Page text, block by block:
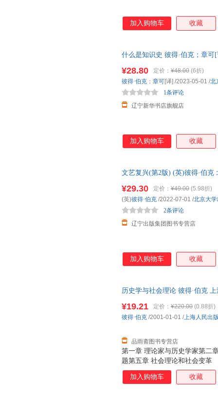
加入购物车 收藏
什么是知识史 彼得·伯克；章可
¥28.80 定价： ¥48.00 (6折)
辽宁新华书店旗舰店
1条评论
彼得·伯克 ； 章可[译] /2023-05-01 /北
加入购物车 收藏
文艺复兴(第2版) (英)彼得·伯
¥29.30 定价： ¥49.00 (5.98折)
辽宁出版集团图书专营店
2条评论
(英)彼得·伯克 /2022-07-01 /北京大
加入购物车 收藏
历史学与社会理论 彼得·伯克
第一章 理论家与历史学家第二
题第五章 社会理论和社会变革
¥19.21 定价： ¥220.00 (0.88折)
品雨斋图书专营店
彼得·伯克 /2001-01-01 /上海人民出
加入购物车 收藏